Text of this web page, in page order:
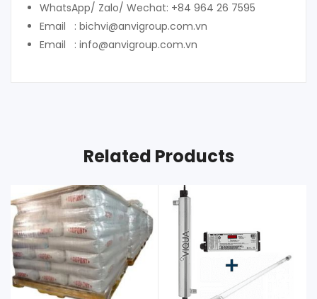
WhatsApp/ Zalo/ Wechat: +84 964 26 7595
Email : bichvi@anvigroup.com.vn
Email : info@anvigroup.com.vn
Related Products